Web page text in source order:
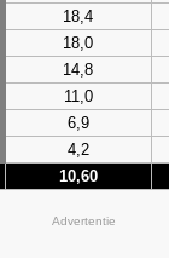
23,3 (1996)
25,4 (1996)
23,4 (2004)
24,1 (1976)
25,7 (2023)
25,6 (2023)
25,1 (2023)
26,3 (2025)
22,2 (2025)
18,4
18,0
14,8
11,0
6,9
4,2
10,60
Advertentie